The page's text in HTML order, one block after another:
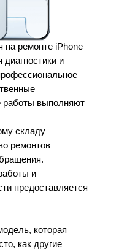
ремонте iPhone
и
работы выполняют
складу
ремонтов
и
предоставляется
которая
как другие